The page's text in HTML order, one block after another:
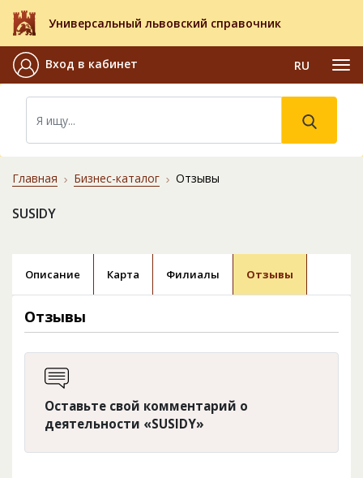
Универсальный львовский справочник
Вход в кабинет RU
Главная Бизнес-каталог Отзывы
SUSIDY
Описание Карта Филиалы Отзывы
Отзывы
Оставьте свой комментарий о
деятельности «SUSIDY»